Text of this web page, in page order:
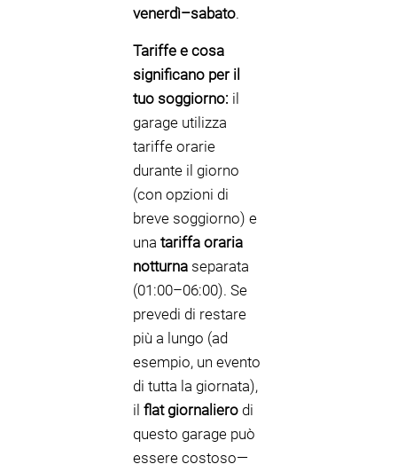
venerdì–sabato.
Tariffe e cosa
significano per il
tuo soggiorno: il
garage utilizza
tariffe orarie
durante il giorno
(con opzioni di
breve soggiorno) e
una tariffa oraria
notturna separata
(01:00–06:00). Se
prevedi di restare
più a lungo (ad
esempio, un evento
di tutta la giornata),
il flat giornaliero di
questo garage può
essere costoso—